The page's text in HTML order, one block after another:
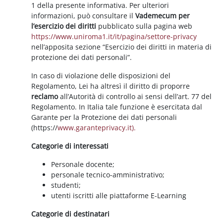
1 della presente informativa. Per ulteriori
informazioni, può consultare ilVademecum per
l’esercizio dei diritti pubblicato sulla pagina web
https://www.uniroma1.it/it/pagina/settore-privacy
nell’apposita sezione “Esercizio dei diritti in materia di
protezione dei dati personali”.
In caso di violazione delle disposizioni del
Regolamento, Lei ha altresì il diritto di proporre
reclamoall’Autorità di controllo ai sensi dell’art. 77 del
Regolamento. In Italia tale funzione è esercitata dal
Garante per la Protezione dei dati personali
(https://www.garanteprivacy.it).
Categorie di interessati
Personale docente;
personale tecnico-amministrativo;
studenti;
utenti iscritti alle piattaforme E-Learning
Categorie di destinatari